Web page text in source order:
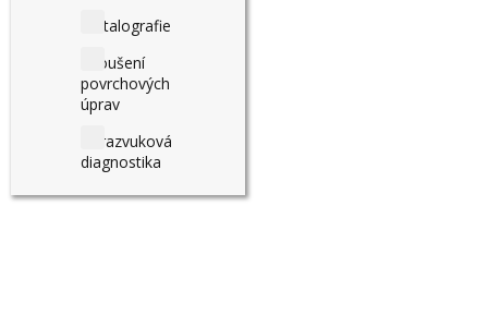
Metalografie
Zkoušení
povrchových
úprav
Ultrazvuková
diagnostika